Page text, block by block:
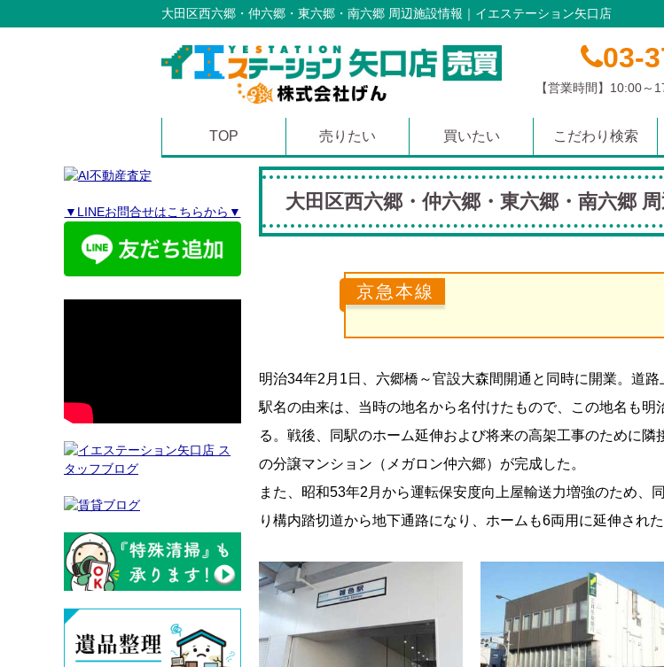
大田区西六郷・仲六郷・東六郷・南六郷 周辺施設情報｜イエステーション矢口店
03-
【営業時間】10:00～
TOP 売りたい 買いたい
戸建て
マンション
土地
こだわり検索
エリアから探す
沿線から探す
学校区から探す
▼LINEお問合せはこちらから▼ 大田区西六郷・仲六郷・東六郷・南六郷
京急本線
明治34年2月1日、六郷橋～官設大森間開通と同時に開業。道
駅名の由来は、当時の地名から名付けたもので、この地名も
る。戦後、同駅のホーム延伸および将来の高架工事のために
の分譲マンション（メガロン仲六郷）が完成した。
また、昭和53年2月から運転保安度向上屋輸送力増強のため、
り構内踏切道から地下通路になり、ホームも6両用に延伸された